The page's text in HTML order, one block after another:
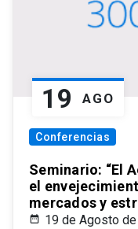
19 AGO
Conferencias
Seminario: “El
el
mercados y
19 de Agosto